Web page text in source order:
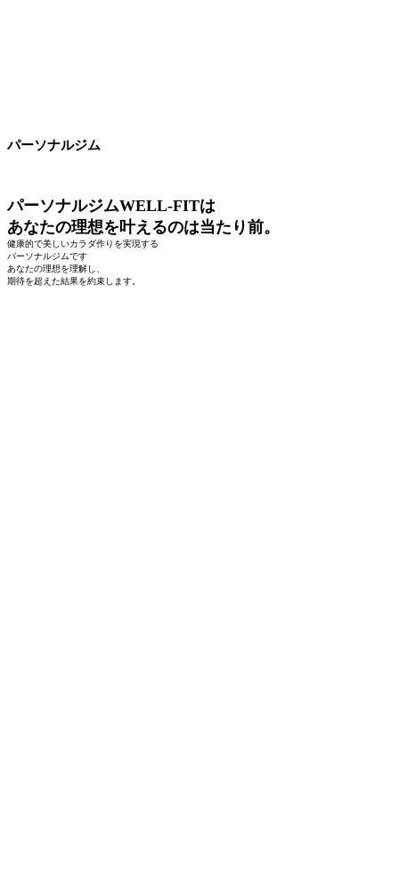
パーソナルジム
パーソナルジムWELL-FITは
あなたの理想を叶えるのは当たり前。
健康的で美しいカラダ作りを実現する
パーソナルジムです
あなたの理想を理解し、
期待を超えた結果を約束します。